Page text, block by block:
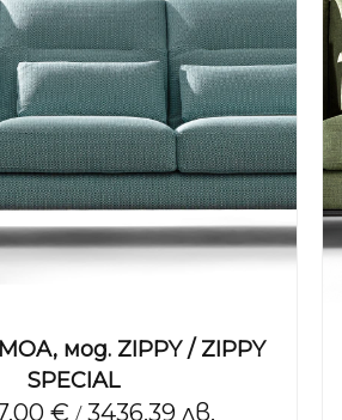
мод. ZIPPY / ZIPPY
SPECIAL
€ /3436.39 лв.